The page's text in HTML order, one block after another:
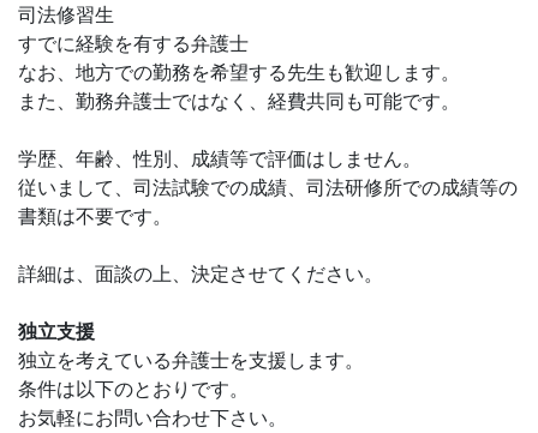
司法修習生
すでに経験を有する弁護士
なお、地方での勤務を希望する先生も歓迎します。
また、勤務弁護士ではなく、経費共同も可能です。
学歴、年齢、性別、成績等で評価はしません。
従いまして、司法試験での成績、司法研修所での成績等の
書類は不要です。
詳細は、面談の上、決定させてください。
独立支援
独立を考えている弁護士を支援します。
条件は以下のとおりです。
お気軽にお問い合わせ下さい。